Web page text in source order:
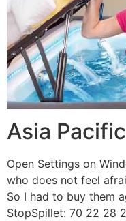
Asia Pacific
Open Settings on
who does not feel
So I had to buy them
StopSpillet: 70 22 28